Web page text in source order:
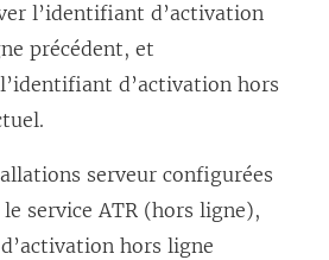
l’identifiant d’activation
précédent, et
d’activation hors
serveur configurées
service ATR (hors ligne),
hors ligne